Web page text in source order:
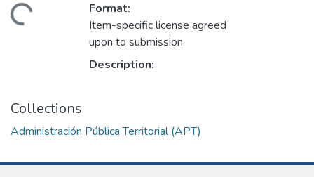
Format:
Item-specific license agreed
upon to submission
Description:
Collections
Administración Pública Territorial (APT)